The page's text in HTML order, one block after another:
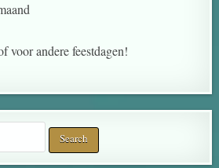
voor andere feestdagen!